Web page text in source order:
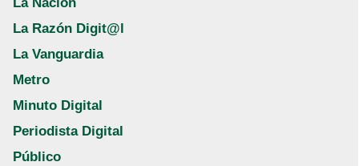
La Nación
La Razón Digit@l
La Vanguardia
Metro
Minuto Digital
Periodista Digital
Público